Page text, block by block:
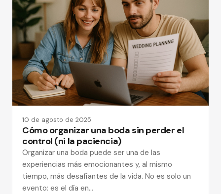
10 de agosto de 2025
Cómo organizar una boda sin perder el
control (ni la paciencia)
Organizar una boda puede ser una de las
experiencias más emocionantes y, al mismo
tiempo, más desafiantes de la vida. No es solo un
evento: es el día en…